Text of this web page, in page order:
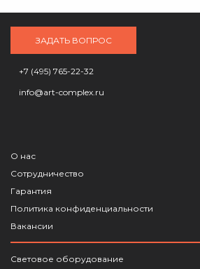
ЗАДАТЬ ВОПРОС
+7 (495) 765-22-32
info@art-complex.ru
О нас
Сотрудничество
Гарантия
Политика конфиденциальности
Вакансии
Световое оборудование